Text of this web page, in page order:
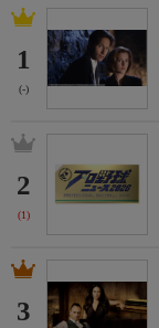
1
(-)
2
(1)
3